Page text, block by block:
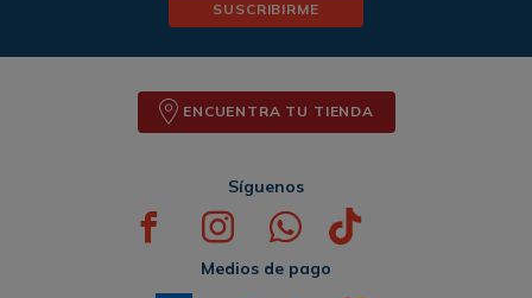
SUSCRIBIRME
ENCUENTRA TU TIENDA
Síguenos
Medios de pago